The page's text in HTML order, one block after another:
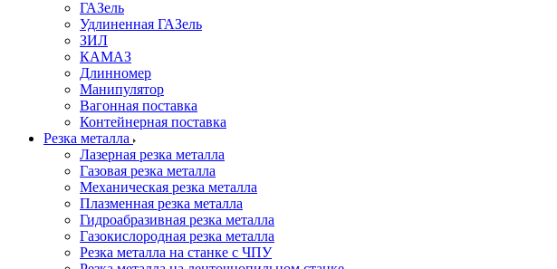
ГАЗель
Удлиненная ГАЗель
ЗИЛ
КАМАЗ
Длинномер
Манипулятор
Вагонная поставка
Контейнерная поставка
Резка металла
Лазерная резка металла
Газовая резка металла
Механическая резка металла
Плазменная резка металла
Гидроабразивная резка металла
Газокислородная резка металла
Резка металла на станке с ЧПУ